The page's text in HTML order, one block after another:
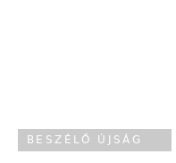
BESZÉLŐ ÚJSÁG